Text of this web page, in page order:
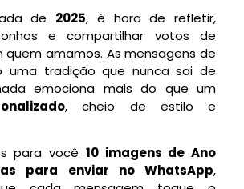
de 2025, é hora de refletir,
e compartilhar votos de
quem amamos. As mensagens de
uma tradição que nunca sai de
emociona mais do que um
, cheio de estilo e
para você 10 imagens de Ano
para enviar no WhatsApp,